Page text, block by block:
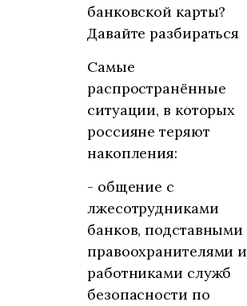
банковской карты?
Давайте разбираться
Самые
распространённые
ситуации, в которых
россияне теряют
накопления:
- общение с
лжесотрудниками
банков, подставными
правоохранителями и
работниками служб
безопасности по